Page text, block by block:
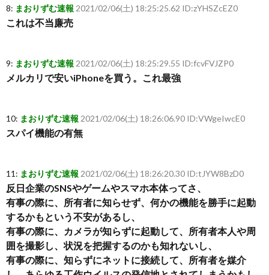
8: まおりずむ速報 2021/02/06(土) 18:25:25.62 ID:zYHSZcEZ0
これは不当廉売
9: まおりずむ速報 2021/02/06(土) 18:25:29.55 ID:fcvFVJZP0
メルカリで安いiPhoneを買う。これ最強
10: まおりずむ速報 2021/02/06(土) 18:26:06.90 ID:VWgeIwcE0
スパイ機能の有無
11: まおりずむ速報 2021/02/06(土) 18:26:20.30 ID:tJYW8BzD0
反日企業のSNSやゲームやスマホ本体ってさ、
有事の際に、所有者に知らせず、何かの機能を勝手に起動
するかもという不安があるし、
有事の際に、カメラが知らずに起動して、所有者本人や周
囲を撮影し、状況を把握するのかも知れないし、
有事の際に、知らずにネットに接続して、所有者を媒介